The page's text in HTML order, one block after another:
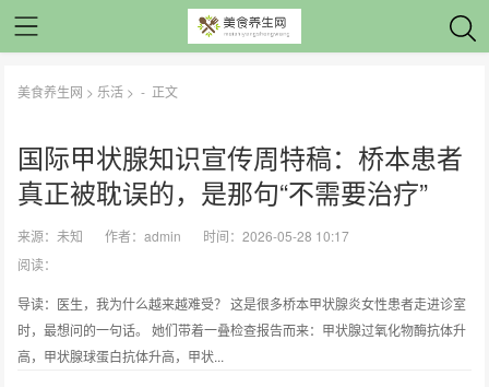
美食养生网 > 乐活 > - 正文
国际甲状腺知识宣传周特稿：桥本患者
真正被耽误的，是那句“不需要治疗”
来源：未知 作者：admin
时间：2026-05-28 10:17
阅读：
导读：医生，我为什么越来越难受？ 这是很多桥本甲状腺炎女性患者走进诊室
时，最想问的一句话。 她们带着一叠检查报告而来：甲状腺过氧化物酶抗体升
高，甲状腺球蛋白抗体升高，甲状...